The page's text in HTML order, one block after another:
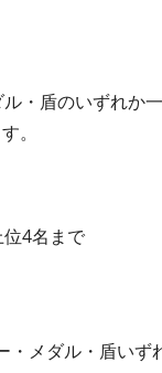
・盾のいずれか
。
4名まで
メダル・盾いず